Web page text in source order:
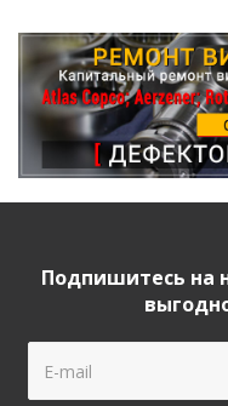
Подпишитесь на